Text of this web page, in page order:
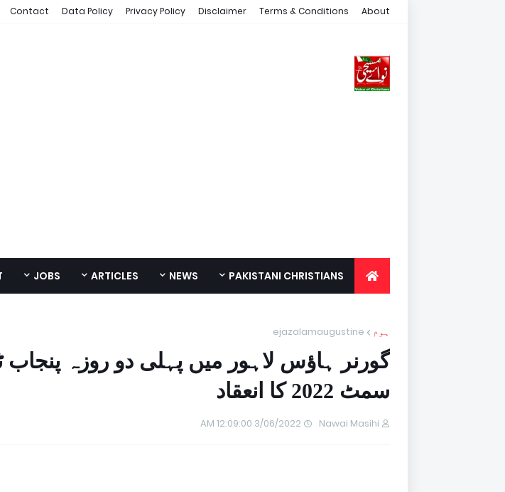
About
Terms & Conditions
Disclaimer
Privacy Policy
Data Policy
Contact
PAKISTANI CHRISTIANS
NEWS
ARTICLES
JOBS
ہوم ejazalamaugustine
گورنر ہاؤس لاہور میں پہلی دو روزہ پنجاب
سمٹ 2022 کا انعقاد
Nawai Masihi
3/06/2022 12:09:00 AM